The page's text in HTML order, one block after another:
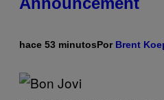
hace 53 minutosPor Brent